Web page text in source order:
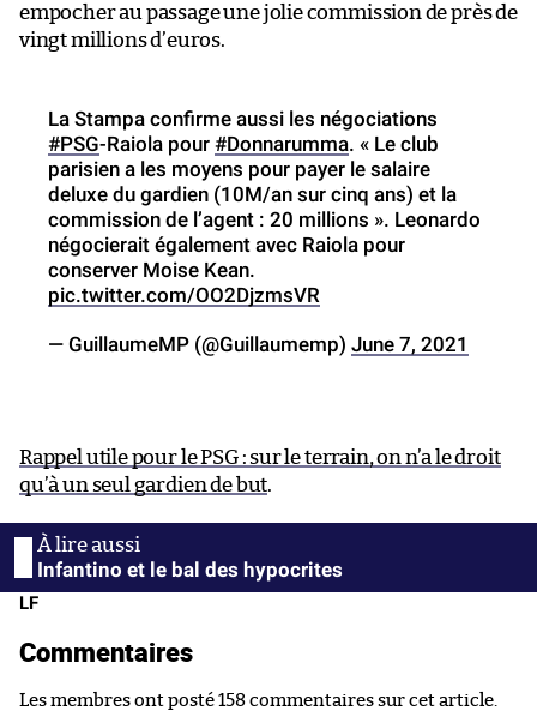
empocher au passage une jolie commission de près de
vingt millions d’euros.
La Stampa confirme aussi les négociations
#PSG-Raiola pour #Donnarumma. « Le club
parisien a les moyens pour payer le salaire
deluxe du gardien (10M/an sur cinq ans) et la
commission de l’agent : 20 millions ». Leonardo
négocierait également avec Raiola pour
conserver Moise Kean.
pic.twitter.com/OO2DjzmsVR
— GuillaumeMP (@Guillaumemp) June 7, 2021
Rappel utile pour le PSG : sur le terrain, on n’a le droit
qu’à un seul gardien de but.
Infantino et le bal des hypocrites
LF
Commentaires
Les membres ont posté 158 commentaires sur cet article.